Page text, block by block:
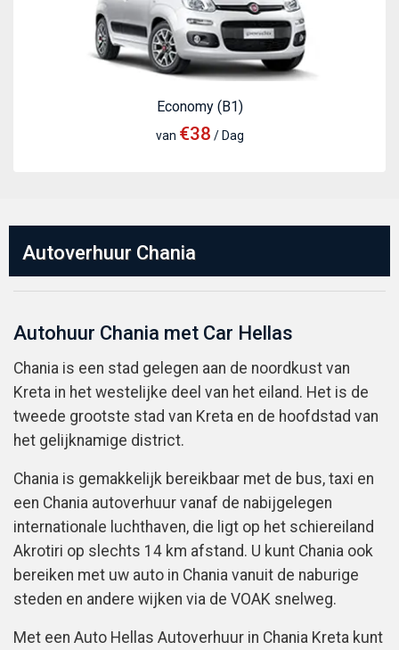
Economy (B1)
van €38 / Dag
Autoverhuur Chania
Autohuur Chania met Car Hellas
Chania is een stad gelegen aan de noordkust van
Kreta in het westelijke deel van het eiland. Het is de
tweede grootste stad van Kreta en de hoofdstad van
het gelijknamige district.
Chania is gemakkelijk bereikbaar met de bus, taxi en
een Chania autoverhuur vanaf de nabijgelegen
internationale luchthaven, die ligt op het schiereiland
Akrotiri op slechts 14 km afstand. U kunt Chania ook
bereiken met uw auto in Chania vanuit de naburige
steden en andere wijken via de VOAK snelweg.
Met een Auto Hellas Autoverhuur in Chania Kreta kunt